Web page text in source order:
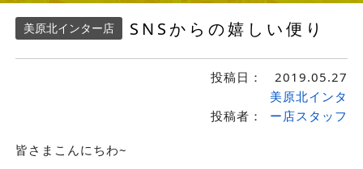
美原北インター店 SNSからの嬉しい便り
投稿日： 2019.05.27
投稿者：
美原北インタ
ー店スタッフ
皆さまこんにちわ~